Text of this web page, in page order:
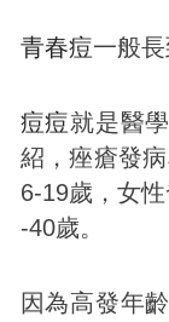
青春痘一般
痘痘就是醫
紹，痤瘡發
6-19歲，女
-40歲。
因為高發年